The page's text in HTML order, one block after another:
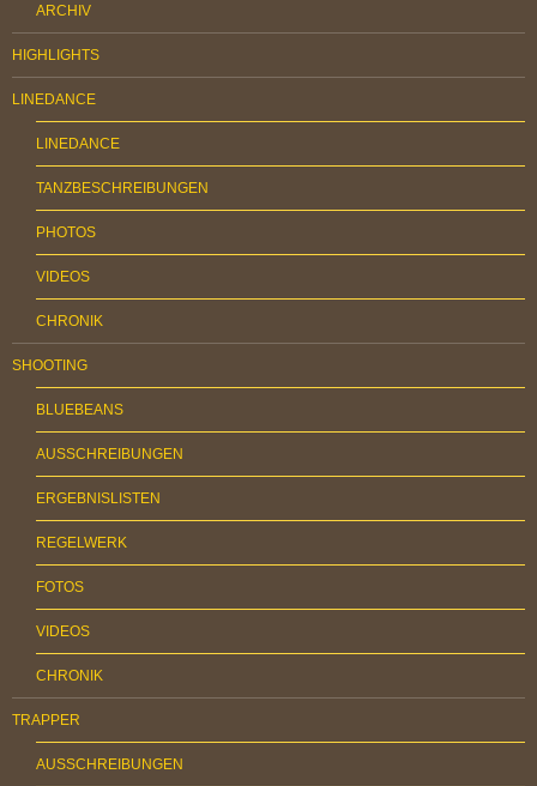
ARCHIV
HIGHLIGHTS
LINEDANCE
LINEDANCE
TANZBESCHREIBUNGEN
PHOTOS
VIDEOS
CHRONIK
SHOOTING
BLUEBEANS
AUSSCHREIBUNGEN
ERGEBNISLISTEN
REGELWERK
FOTOS
VIDEOS
CHRONIK
TRAPPER
AUSSCHREIBUNGEN